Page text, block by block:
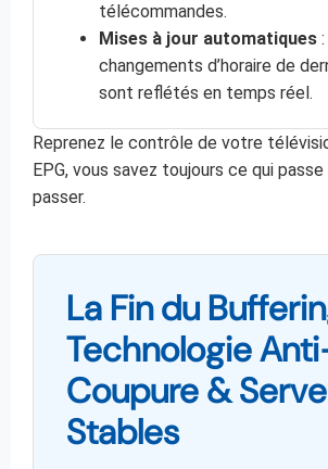
télécommandes.
Mises à jour automatiques
changements d’horaire de
sont reflétés en temps réel.
Reprenez le contrôle de votre
EPG, vous savez toujours ce qui
passer.
La Fin du
Technologie
Coupure &
Stables